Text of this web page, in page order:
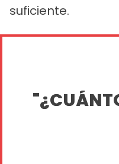
suficiente.